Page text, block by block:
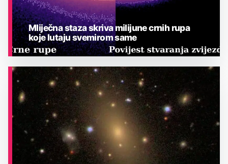
ASTRONOMIJA
Mliječna staza skriva milijune crnih rupa
koje lutaju svemirom same